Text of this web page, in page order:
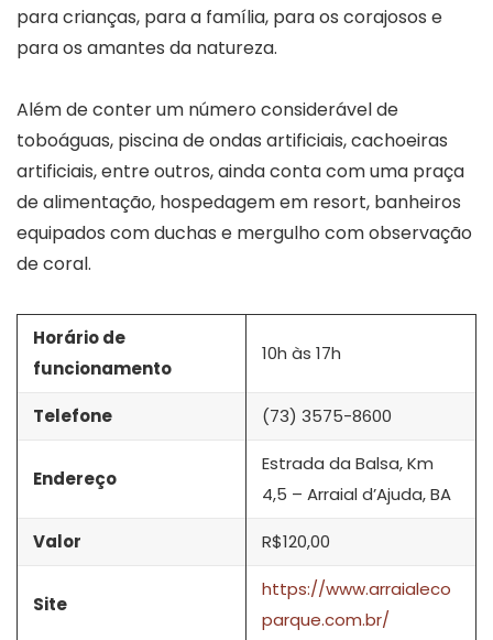
para crianças, para a família, para os corajosos e
para os amantes da natureza.
Além de conter um número considerável de
toboáguas, piscina de ondas artificiais, cachoeiras
artificiais, entre outros, ainda conta com uma praça
de alimentação, hospedagem em resort, banheiros
equipados com duchas e mergulho com observação
de coral.
Horário de
funcionamento
10h às 17h
Telefone (73) 3575-8600
Endereço
Estrada da Balsa, Km
4,5 – Arraial d’Ajuda, BA
Valor R$120,00
Site
https://www.arraialeco
parque.com.br/